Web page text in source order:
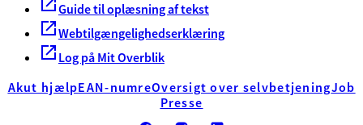
Guide til oplæsning af tekst
Webtilgængelighedserklæring
Log på Mit Overblik
Akut hjælpEAN-numreOversigt over selvbetjeningJob
Presse